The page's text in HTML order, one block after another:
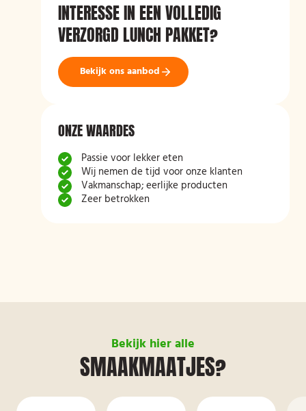
INTERESSE IN EEN VOLLEDIG
VERZORGD LUNCH PAKKET?
Bekijk ons aanbod
ONZE WAARDES
Passie voor lekker eten
Wij nemen de tijd voor onze klanten
Vakmanschap; eerlijke producten
Zeer betrokken
Bekijk hier alle
SMAAKMAATJES?